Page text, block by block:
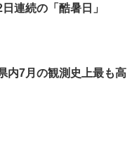
連続の「酷暑日」
内7月の観測史上最も高